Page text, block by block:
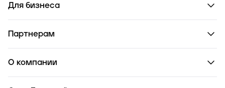
Для бизнеса
Партнерам
О компании